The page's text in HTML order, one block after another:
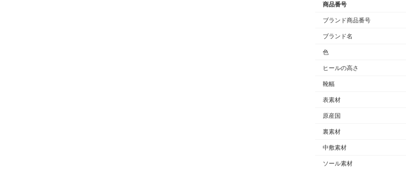
商品番号
ブランド商品番号
ブランド名
色
ヒールの高さ
靴幅
表素材
原産国
裏素材
中敷素材
ソール素材